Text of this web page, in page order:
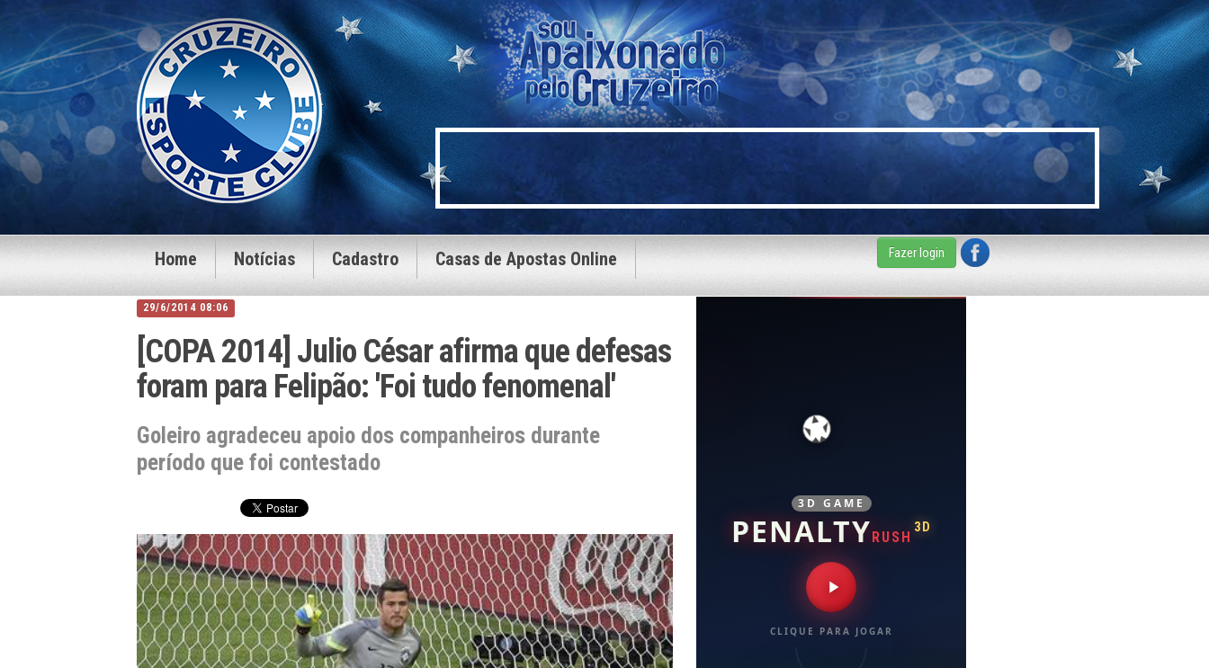
Home Notícias Cadastro Casas de Apostas Online Fazer login
29/6/2014 08:06
[COPA 2014] Julio César afirma que defesas
foram para Felipão: 'Foi tudo fenomenal'
Goleiro agradeceu apoio dos companheiros durante
período que foi contestado
3D GAME
PENALTYRUSH
3D
CLIQUE PARA JOGAR